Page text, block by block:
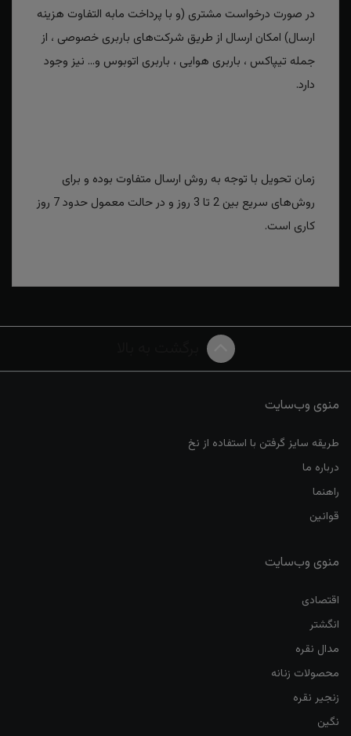
در صورت درخواست مشتری (و با پرداخت مابه التفاوت هزینه
ارسال) امکان ارسال از طریق شرکت‌های باربری خصوصی ، از
جمله تیپاکس ، باربری هوایی ، باربری اتوبوس و... نیز وجود
دارد.
زمان تحویل با توجه به روش ارسال متفاوت بوده و برای
روش‌های سریع بین 2 تا 3 روز و در حالت معمول حدود 7 روز
کاری است.
منوی وب‌سایت
طریقه سایز گرفتن با استفاده از نخ
درباره ما
راهنما
قوانین
منوی وب‌سایت
اقتصادی
انگشتر
مدال نقره
محصولات زنانه
زنجیر نقره
نگین